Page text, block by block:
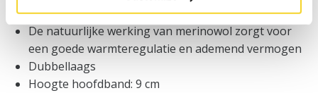
100% merinowol
De natuurlijke werking van merinowol zorgt voor
een goede warmteregulatie en ademend vermogen
Dubbellaags
Hoogte hoofdband: 9 cm